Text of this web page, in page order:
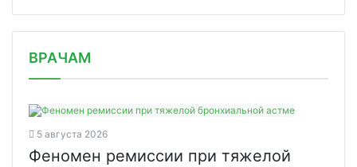
ВРАЧАМ
5 августа 2026
Феномен ремиссии при тяжелой